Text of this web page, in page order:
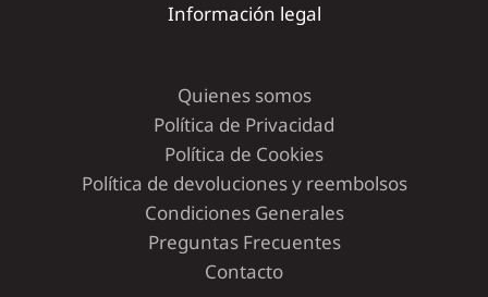
Información legal
Quienes somos
Política de Privacidad
Política de Cookies
Política de devoluciones y reembolsos
Condiciones Generales
Preguntas Frecuentes
Contacto